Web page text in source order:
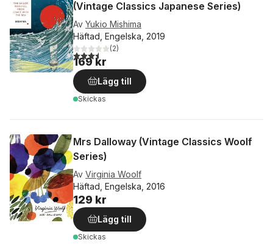
(Vintage Classics Japanese Series)
Av Yukio Mishima
Häftad, Engelska, 2019
3,5utav 5 stjärnor. Totalt antal röster:
(2)
169 kr
Lägg till
Skickas
Mrs Dalloway (Vintage Classics Woolf
Series)
Av Virginia Woolf
Häftad, Engelska, 2016
129 kr
Lägg till
Skickas